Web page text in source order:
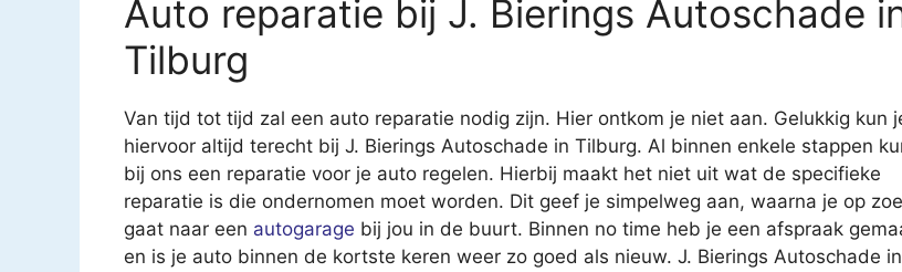
Auto reparatie bij J. Bierings Autoschade
Tilburg
Van tijd tot tijd zal een auto reparatie nodig zijn. Hier ontkom je niet aan. Gelukkig kun
hiervoor altijd terecht bij J. Bierings Autoschade in Tilburg. Al binnen enkele stappen
bij ons een reparatie voor je auto regelen. Hierbij maakt het niet uit wat de specifieke
reparatie is die ondernomen moet worden. Dit geef je simpelweg aan, waarna je op
gaat naar een autogarage bij jou in de buurt. Binnen no time heb je een afspraak
en is je auto binnen de kortste keren weer zo goed als nieuw. J. Bierings Autoschade in